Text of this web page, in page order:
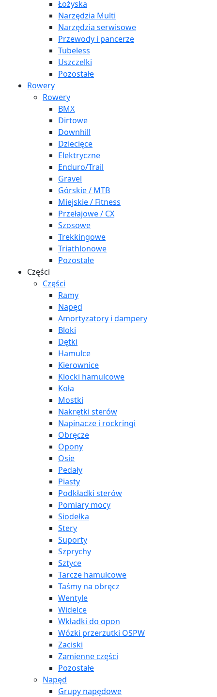
Łożyska
Narzędzia Multi
Narzędzia serwisowe
Przewody i pancerze
Tubeless
Uszczelki
Pozostałe
Rowery
Rowery
BMX
Dirtowe
Downhill
Dziecięce
Elektryczne
Enduro/Trail
Gravel
Górskie / MTB
Miejskie / Fitness
Przełajowe / CX
Szosowe
Trekkingowe
Triathlonowe
Pozostałe
Części
Części
Ramy
Napęd
Amortyzatory i dampery
Bloki
Dętki
Hamulce
Kierownice
Klocki hamulcowe
Koła
Mostki
Nakrętki sterów
Napinacze i rockringi
Obręcze
Opony
Osie
Pedały
Piasty
Podkładki sterów
Pomiary mocy
Siodełka
Stery
Suporty
Szprychy
Sztyce
Tarcze hamulcowe
Taśmy na obręcz
Wentyle
Widelce
Wkładki do opon
Wózki przerzutki OSPW
Zaciski
Zamienne części
Pozostałe
Napęd
Grupy napędowe